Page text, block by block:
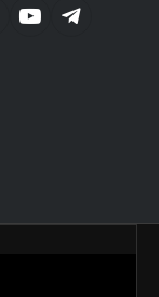
YouTubeTelegram